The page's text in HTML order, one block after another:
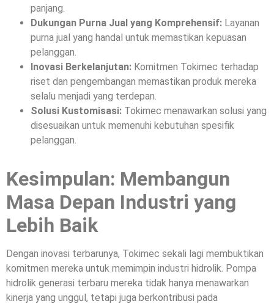
panjang.
Dukungan Purna Jual yang Komprehensif: Layanan
purna jual yang handal untuk memastikan kepuasan
pelanggan.
Inovasi Berkelanjutan: Komitmen Tokimec terhadap
riset dan pengembangan memastikan produk mereka
selalu menjadi yang terdepan.
Solusi Kustomisasi: Tokimec menawarkan solusi yang
disesuaikan untuk memenuhi kebutuhan spesifik
pelanggan.
Kesimpulan: Membangun
Masa Depan Industri yang
Lebih Baik
Dengan inovasi terbarunya, Tokimec sekali lagi membuktikan
komitmen mereka untuk memimpin industri hidrolik. Pompa
hidrolik generasi terbaru mereka tidak hanya menawarkan
kinerja yang unggul, tetapi juga berkontribusi pada